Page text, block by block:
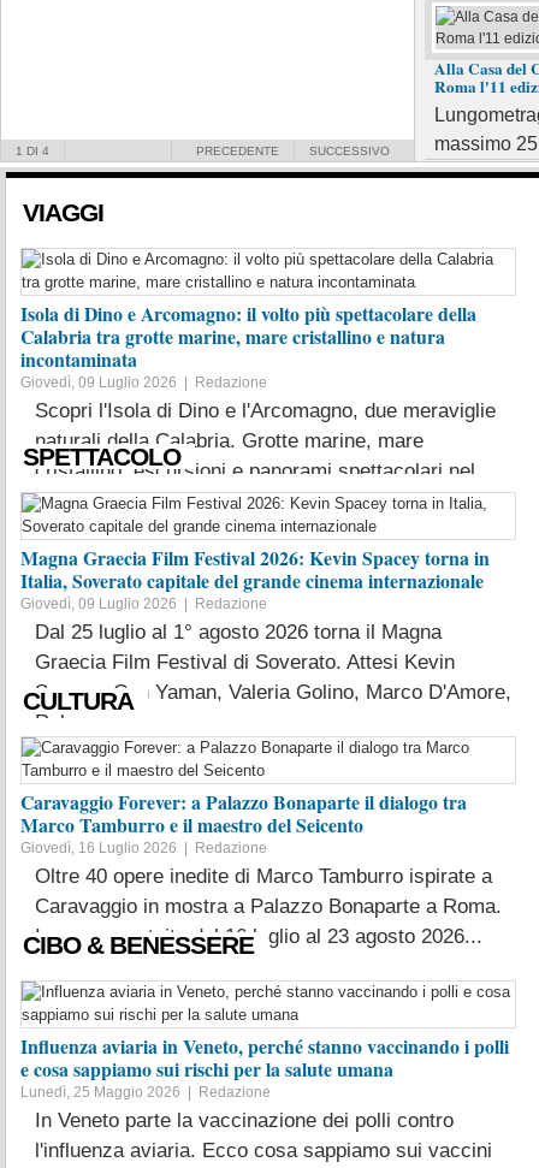
1 DI 4 SUCCESSIVO
PRECEDENTE
Alla Casa del
Roma l'11
massimo
VIAGGI
Isola di Dino e Arcomagno: il volto più spettacolare della
Calabria tra grotte marine, mare cristallino e natura
incontaminata
Giovedì, 09 Luglio 2026 | Redazione
Scopri l'Isola di Dino e l'Arcomagno, due meraviglie
naturali della Calabria. Grotte marine, mare
cristallino, escursioni e panorami spettacolari nel ...
LEGGI TUTTO
SPETTACOLO
Magna Graecia Film Festival 2026: Kevin Spacey torna in
Italia, Soverato capitale del grande cinema internazionale
Giovedì, 09 Luglio 2026 | Redazione
Dal 25 luglio al 1° agosto 2026 torna il Magna
Graecia Film Festival di Soverato. Attesi Kevin
Spacey, Can Yaman, Valeria Golino, Marco D'Amore,
Rober...
LEGGI TUTTO
CULTURA
Caravaggio Forever: a Palazzo Bonaparte il dialogo tra
Marco Tamburro e il maestro del Seicento
Giovedì, 16 Luglio 2026 | Redazione
Oltre 40 opere inedite di Marco Tamburro ispirate a
Caravaggio in mostra a Palazzo Bonaparte a Roma.
Ingresso gratuito dal 16 luglio al 23 agosto 2026...
CIBO & BENESSERE
Influenza aviaria in Veneto, perché stanno vaccinando i polli
e cosa sappiamo sui rischi per la salute umana
Lunedì, 25 Maggio 2026 | Redazione
In Veneto parte la vaccinazione dei polli contro
l'influenza aviaria. Ecco cosa sappiamo sui vaccini